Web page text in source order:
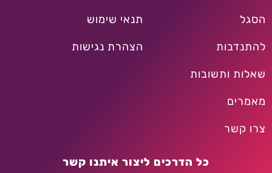
הסגל
להתנדבות
שאלות ותשובות
מאמרים
צרו קשר
תנאי שימוש
הצהרת נגישות
כל הדרכים ליצור איתנו קשר